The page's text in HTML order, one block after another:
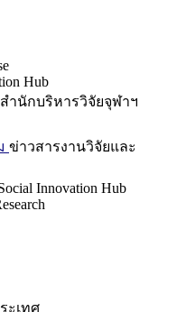
Hub
สำนักบริหารวิจัยจุฬาฯ
ข่าวสารงานวิจัยและ
Innovation Hub
ะเทศ